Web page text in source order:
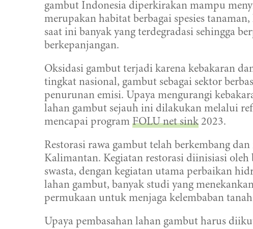
gambut Indonesia diperkirakan mampu
merupakan habitat berbagai spesies
saat ini banyak yang terdegradasi sehingga
berkepanjangan.
Oksidasi gambut terjadi karena kebakaran
tingkat nasional, gambut sebagai sektor
penurunan emisi. Upaya mengurangi
lahan gambut sejauh ini dilakukan melalui
mencapai program FOLU net sink 2023.
Restorasi rawa gambut telah berkembang
Kalimantan. Kegiatan restorasi diinisiasi
swasta, dengan kegiatan utama perbaikan
lahan gambut, banyak studi yang
permukaan untuk menjaga kelembaban
Upaya pembasahan lahan gambut harus